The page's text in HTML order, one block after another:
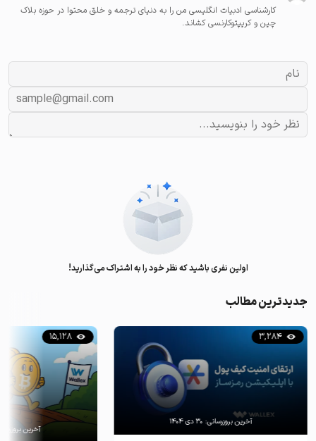
کارشناسی ادبیات انگلیسی من را به دنیای ترجمه و خلق محتوا در حوزه بلاک
چین و کریپتوکارنسی کشاند.
اولین نفری باشید که نظر خود را به اشتراک می‌گذارید!
جدیدترین مطالب
3,284
آخرین بروزرسانی: ۳۰ دی ۱۴۰۴
15,128
آخرین